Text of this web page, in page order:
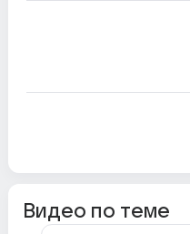
Видео по теме